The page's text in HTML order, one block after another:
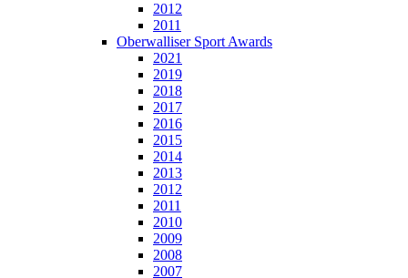
2012
2011
Oberwalliser Sport Awards
2021
2019
2018
2017
2016
2015
2014
2013
2012
2011
2010
2009
2008
2007